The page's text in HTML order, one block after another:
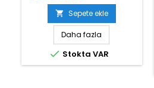
 Sepete ekle
Daha fazla
 Stokta VAR